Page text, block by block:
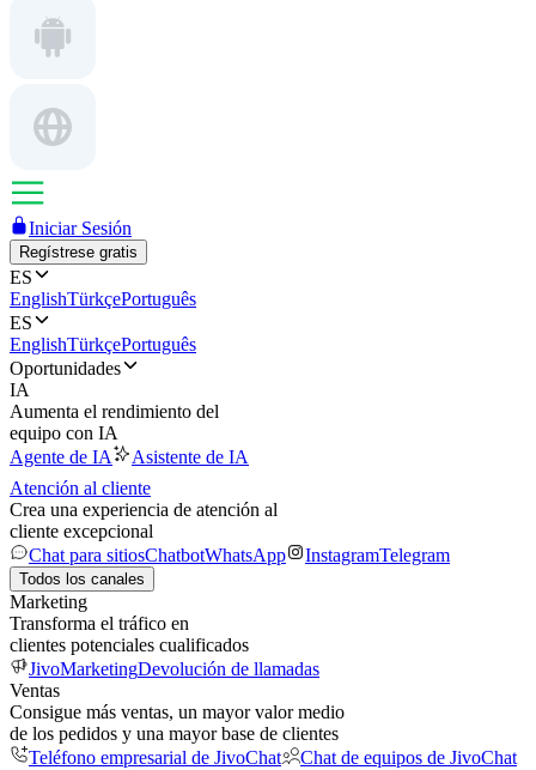
Iniciar Sesión
Regístrese gratis
ES
EnglishTürkçePortuguês
ES
EnglishTürkçePortuguês
Oportunidades
IA
Aumenta el rendimiento del
equipo con IA
Agente de IA
Asistente de IA
Atención al cliente
Crea una experiencia de atención al
cliente excepcional
Chat para sitiosChatbotWhatsApp InstagramTelegram
Todos los canales
Marketing
Transforma el tráfico en
clientes potenciales cualificados
JivoMarketingDevolución de llamadas
Ventas
Consigue más ventas, un mayor valor medio
de los pedidos y una mayor base de clientes
Teléfono empresarial de JivoChat
Chat de equipos de JivoChat